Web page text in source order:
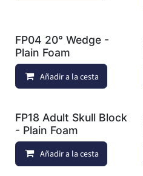
FP04 20° Wedge -
Plain Foam
Añadir a la cesta
FP18 Adult Skull Block
- Plain Foam
Añadir a la cesta